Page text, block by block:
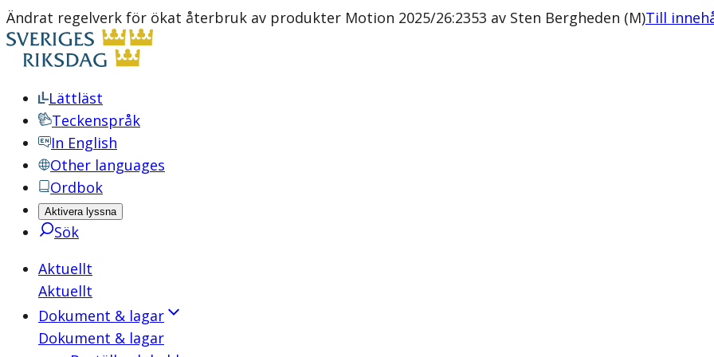
Ändrat regelverk för ökat återbruk av produkter Motion 2025/26:2353 av Sten Bergheden (M)Till
Lättläst
Teckenspråk
In English
Other languages
Ordbok
Aktivera lyssna
Sök
Aktuellt
Aktuellt
Dokument & lagar
Dokument & lagar